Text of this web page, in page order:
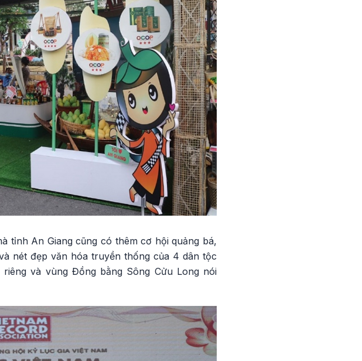
tỉnh An Giang cũng có thêm cơ hội quảng bá,
nét đẹp văn hóa truyền thống của 4 dân tộc
và vùng Đồng bằng Sông Cửu Long nói